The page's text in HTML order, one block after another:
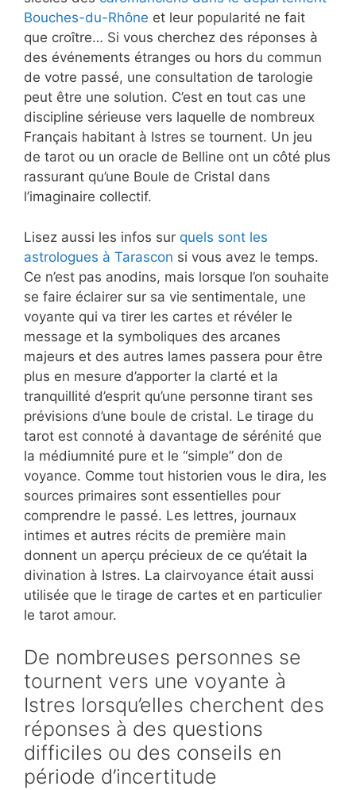
Bouches-du-Rhône et leur popularité ne fait
que croître… Si vous cherchez des réponses à
des événements étranges ou hors du commun
de votre passé, une consultation de tarologie
peut être une solution. C’est en tout cas une
discipline sérieuse vers laquelle de nombreux
Français habitant à Istres se tournent. Un jeu
de tarot ou un oracle de Belline ont un côté plus
rassurant qu’une Boule de Cristal dans
l’imaginaire collectif.
Lisez aussi les infos sur quels sont les
astrologues à Tarascon si vous avez le temps.
Ce n’est pas anodins, mais lorsque l’on souhaite
se faire éclairer sur sa vie sentimentale, une
voyante qui va tirer les cartes et révéler le
message et la symboliques des arcanes
majeurs et des autres lames passera pour être
plus en mesure d’apporter la clarté et la
tranquillité d’esprit qu’une personne tirant ses
prévisions d’une boule de cristal. Le tirage du
tarot est connoté à davantage de sérénité que
la médiumnité pure et le “simple” don de
voyance. Comme tout historien vous le dira, les
sources primaires sont essentielles pour
comprendre le passé. Les lettres, journaux
intimes et autres récits de première main
donnent un aperçu précieux de ce qu’était la
divination à Istres. La clairvoyance était aussi
utilisée que le tirage de cartes et en particulier
le tarot amour.
De nombreuses personnes se
tournent vers une voyante à
Istres lorsqu’elles cherchent des
réponses à des questions
difficiles ou des conseils en
période d’incertitude